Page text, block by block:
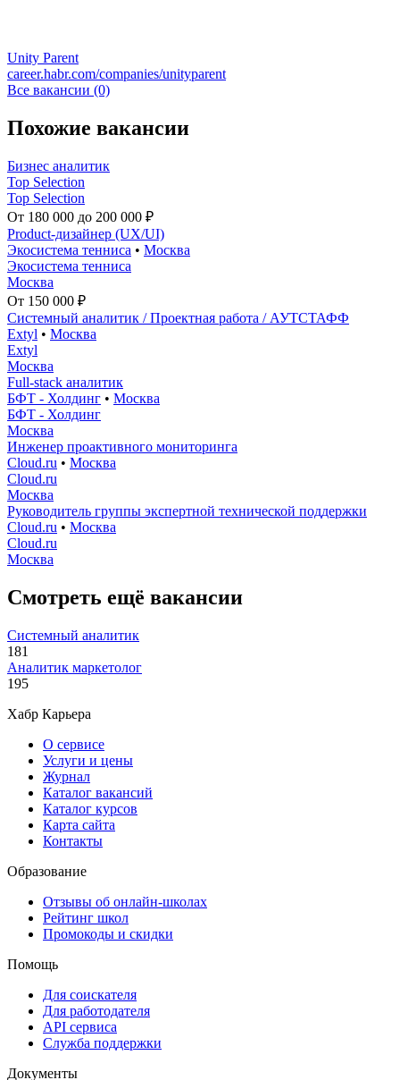
Unity Parent
career.habr.com/companies/unityparent
Все вакансии (0)
Похожие вакансии
Бизнес аналитик
Top Selection
Top Selection
От 180 000 до 200 000 ₽
Product-дизайнер (UX/UI)
Экосистема тенниса • Москва
Экосистема тенниса
Москва
От 150 000 ₽
Системный аналитик / Проектная работа / АУТСТАФФ
Extyl • Москва
Extyl
Москва
Full-stack аналитик
БФТ - Холдинг • Москва
БФТ - Холдинг
Москва
Инженер проактивного мониторинга
Cloud.ru • Москва
Cloud.ru
Москва
Руководитель группы экспертной технической поддержки
Cloud.ru • Москва
Cloud.ru
Москва
Смотреть ещё вакансии
Системный аналитик
181
Аналитик маркетолог
195
Хабр Карьера
О сервисе
Услуги и цены
Журнал
Каталог вакансий
Каталог курсов
Карта сайта
Контакты
Образование
Отзывы об онлайн-школах
Рейтинг школ
Промокоды и скидки
Помощь
Для соискателя
Для работодателя
API сервиса
Служба поддержки
Документы